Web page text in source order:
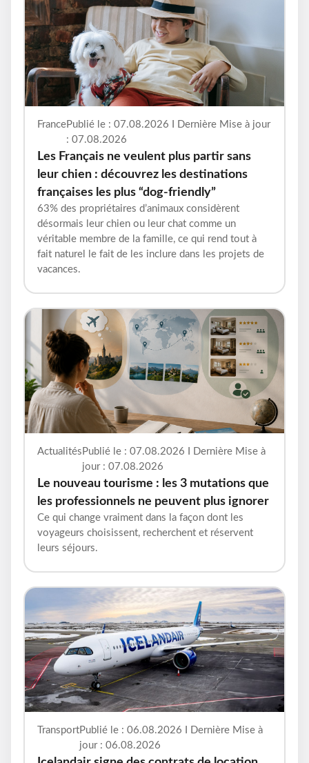
FrancePublié le : 07.08.2026 I Dernière Mise à jour
: 07.08.2026
Les Français ne veulent plus partir sans
leur chien : découvrez les destinations
françaises les plus “dog-friendly”
63% des propriétaires d’animaux considèrent
désormais leur chien ou leur chat comme un
véritable membre de la famille, ce qui rend tout à
fait naturel le fait de les inclure dans les projets de
vacances.
Actualités Publié le : 07.08.2026 I Dernière Mise à
jour : 07.08.2026
Le nouveau tourisme : les 3 mutations que
les professionnels ne peuvent plus ignorer
Ce qui change vraiment dans la façon dont les
voyageurs choisissent, recherchent et réservent
leurs séjours.
TransportPublié le : 06.08.2026 I Dernière Mise à
jour : 06.08.2026